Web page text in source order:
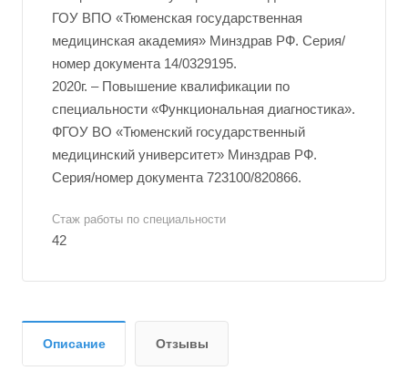
ГОУ ВПО «Тюменская государственная
медицинская академия» Минздрав РФ. Серия/
номер документа 14/0329195.
2020г. – Повышение квалификации по
специальности «Функциональная диагностика».
ФГОУ ВО «Тюменский государственный
медицинский университет» Минздрав РФ.
Серия/номер документа 723100/820866.
Стаж работы по специальности
42
Описание Отзывы